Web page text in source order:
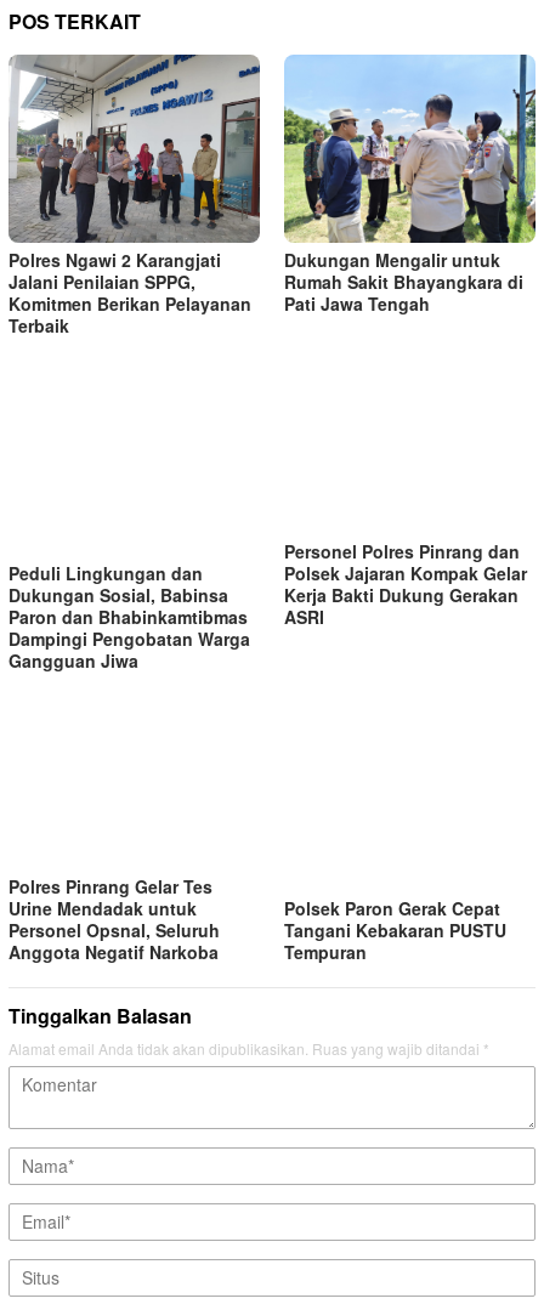
POS TERKAIT
Polres Ngawi 2 Karangjati
Jalani Penilaian SPPG,
Komitmen Berikan Pelayanan
Terbaik
Dukungan Mengalir untuk
Rumah Sakit Bhayangkara di
Pati Jawa Tengah
Peduli Lingkungan dan
Dukungan Sosial, Babinsa
Paron dan Bhabinkamtibmas
Dampingi Pengobatan Warga
Gangguan Jiwa
Personel Polres Pinrang dan
Polsek Jajaran Kompak Gelar
Kerja Bakti Dukung Gerakan
ASRI
Polres Pinrang Gelar Tes
Urine Mendadak untuk
Personel Opsnal, Seluruh
Anggota Negatif Narkoba
Polsek Paron Gerak Cepat
Tangani Kebakaran PUSTU
Tempuran
Tinggalkan Balasan
Alamat email Anda tidak akan dipublikasikan. Ruas yang wajib ditandai *